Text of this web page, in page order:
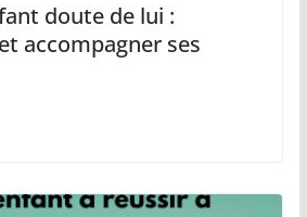
doute de lui :
accompagner ses